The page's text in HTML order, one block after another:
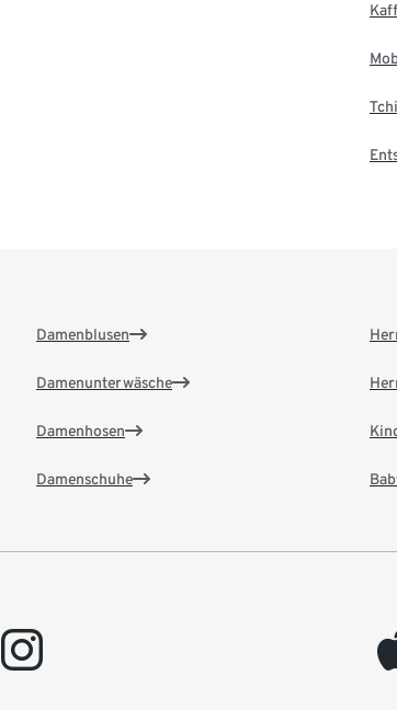
Damenblusen
Damenunterwäsche
Damenhosen
Damenschuhe
instagram